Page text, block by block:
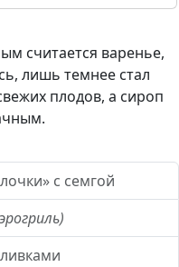
считается варенье,
лишь темнее стал
плодов, а сироп
с семгой